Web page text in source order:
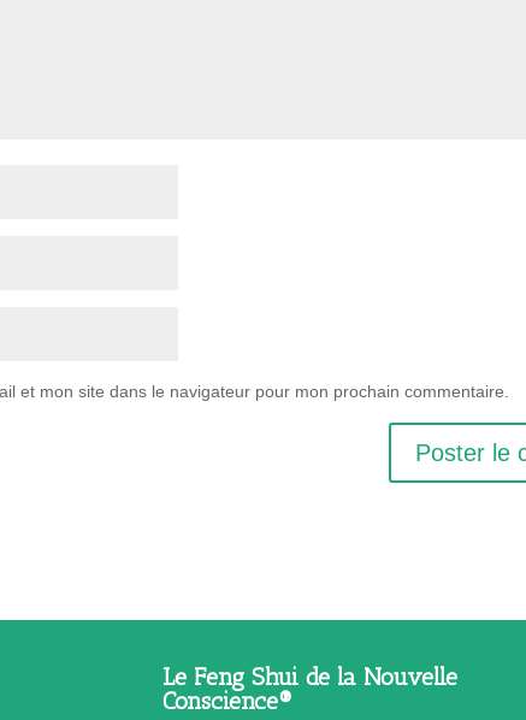
et mon site dans le navigateur pour mon prochain commentaire.
Le Feng Shui de la Nouvelle
Conscience®